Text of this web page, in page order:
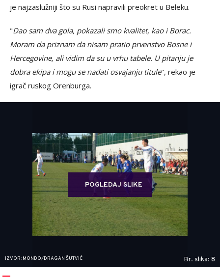
je najzaslužniji što su Rusi napravili preokret u Beleku.
"Dao sam dva gola, pokazali smo kvalitet, kao i Borac.
Moram da priznam da nisam pratio prvenstvo Bosne i
Hercegovine, ali vidim da su u vrhu tabele. U pitanju je
dobra ekipa i mogu se nadati osvajanju titule", rekao je
igrač ruskog Orenburga.
POGLEDAJ SLIKE
IZVOR: MONDO/DRAGAN ŠUTVIĆ Br. slika: 8